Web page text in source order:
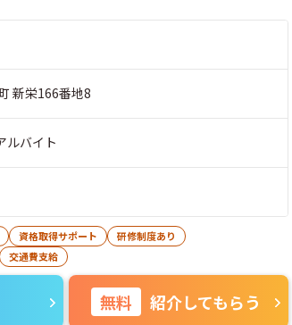
新栄166番地8
ルバイト
資格取得サポート
研修制度あり
交通費支給
無料 紹介してもらう